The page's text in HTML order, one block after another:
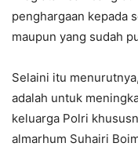
penghargaan kepada
maupun yang sudah
Selaini itu
adalah untuk
keluarga Polri
almarhum Suhairi